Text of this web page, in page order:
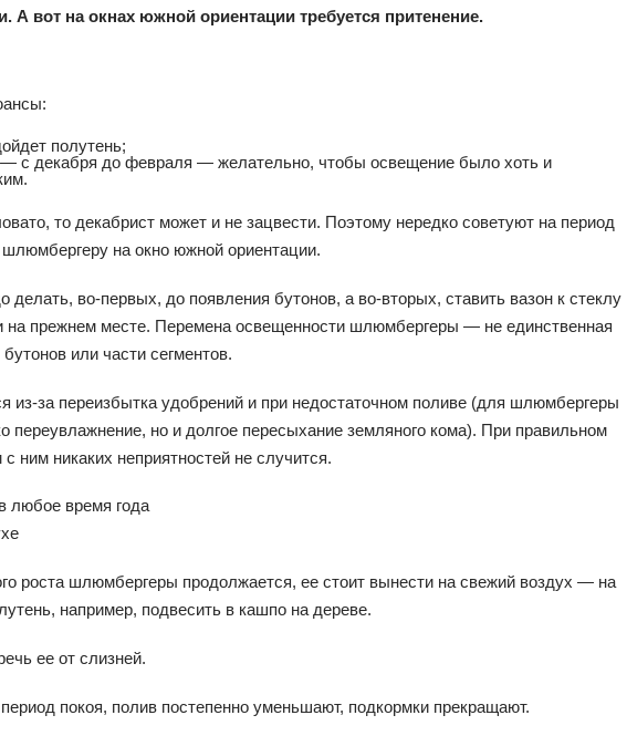
А вот на окнах южной ориентации требуется притенение.
полутень;
— с декабря до февраля — желательно, чтобы освещение было хоть и
то декабрист может и не зацвести. Поэтому нередко советуют на период
на окно южной ориентации.
делать, во-первых, до появления бутонов, а во-вторых, ставить вазон к стеклу
на прежнем месте. Перемена освещенности шлюмбергеры — не единственная
или части сегментов.
из-за переизбытка удобрений и при недостаточном поливе (для шлюмбергеры
переувлажнение, но и долгое пересыхание земляного кома). При правильном
ним никаких неприятностей не случится.
любое время года
роста шлюмбергеры продолжается, ее стоит вынести на свежий воздух — на
например, подвесить в кашпо на дереве.
ее от слизней.
покоя, полив постепенно уменьшают, подкормки прекращают.